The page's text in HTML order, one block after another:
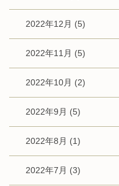
2022年12月 (5)
2022年11月 (5)
2022年10月 (2)
2022年9月 (5)
2022年8月 (1)
2022年7月 (3)